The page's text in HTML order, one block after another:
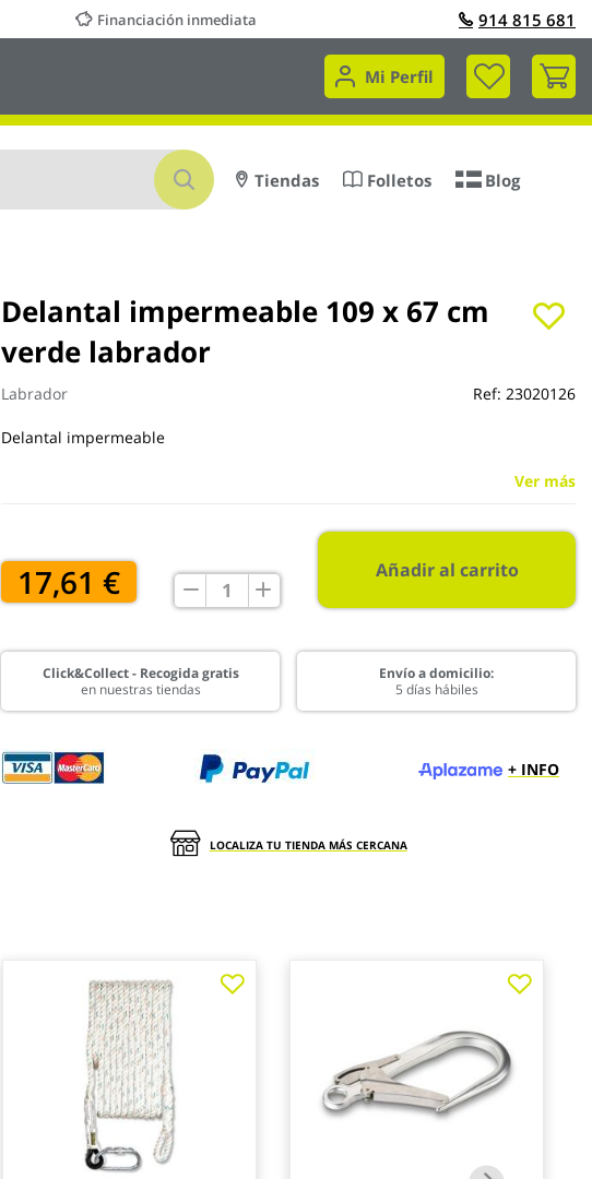
Financiación inmediata 914 815 681
Mi Perfil
Mi
Buscar
Tiendas Folletos Blog
Delantal impermeable 109 x 67 cm
verde labrador
Labrador Ref: 23020126
Delantal impermeable
Ver más
17,61 € Añadir al carrito
Click&Collect - Recogida gratis
en nuestras tiendas
Envío a domicilio:
5 días hábiles
+ INFO
LOCALIZA TU TIENDA MÁS CERCANA